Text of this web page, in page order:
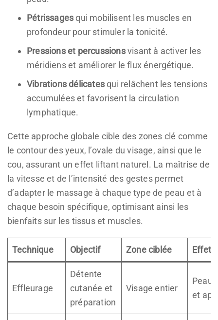
Pétrissages qui mobilisent les muscles en
profondeur pour stimuler la tonicité.
Pressions et percussionsvisant à activer les
méridiens et améliorer le flux énergétique.
Vibrations délicates qui relâchent les tensions
accumulées et favorisent la circulation
lymphatique.
Cette approche globale cible des zones clé comme
le contour des yeux, l’ovale du visage, ainsi que le
cou, assurant un effet liftant naturel. La maîtrise de
la vitesse et de l’intensité des gestes permet
d’adapter le massage à chaque type de peau et à
chaque besoin spécifique, optimisant ainsi les
bienfaits sur les tissus et muscles.
Technique Objectif Zone ciblée Effet
Effleurage
Détente
cutanée et
préparation
Visage entier
Peau
et